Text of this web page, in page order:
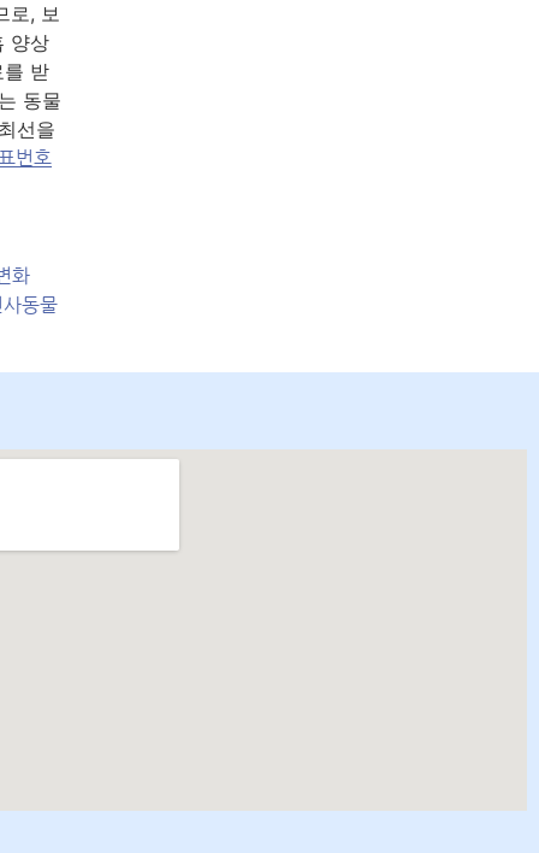
로, 보
양상
를 받
동물
선을
번호
화
사동물